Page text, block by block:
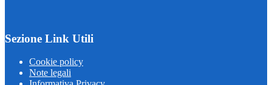
Sezione Link Utili
Cookie policy
Note legali